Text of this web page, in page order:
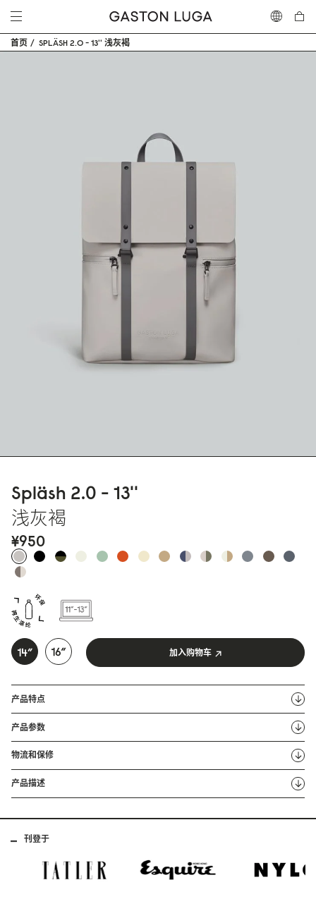
首页 SPLÄSH 2.0 - 13'' 浅灰褐
Spläsh 2.0 - 13''
浅灰褐
¥950
加入购物车
产品特点
产品参数
物流和保修
产品描述
刊登于